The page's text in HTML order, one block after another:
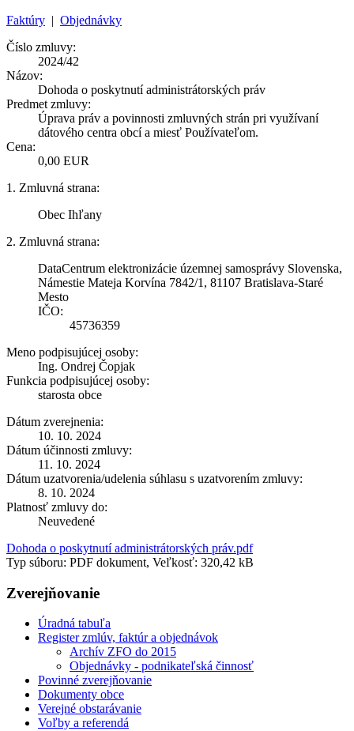
Faktúry | Objednávky
Číslo zmluvy:
2024/42
Názov:
Dohoda o poskytnutí administrátorských práv
Predmet zmluvy:
Úprava práv a povinnosti zmluvných strán pri využívaní
dátového centra obcí a miesť Používateľom.
Cena:
0,00 EUR
1. Zmluvná strana:
Obec Ihľany
2. Zmluvná strana:
DataCentrum elektronizácie územnej samosprávy Slovenska,
Námestie Mateja Korvína 7842/1, 81107 Bratislava-Staré
Mesto
IČO:
45736359
Meno podpisujúcej osoby:
Ing. Ondrej Čopjak
Funkcia podpisujúcej osoby:
starosta obce
Dátum zverejnenia:
10. 10. 2024
Dátum účinnosti zmluvy:
11. 10. 2024
Dátum uzatvorenia/udelenia súhlasu s uzatvorením zmluvy:
8. 10. 2024
Platnosť zmluvy do:
Neuvedené
Dohoda o poskytnutí administrátorských práv.pdf
Typ súboru: PDF dokument, Veľkosť: 320,42 kB
Zverejňovanie
Úradná tabuľa
Register zmlúv, faktúr a objednávok
Archív ZFO do 2015
Objednávky - podnikateľská činnosť
Povinné zverejňovanie
Dokumenty obce
Verejné obstarávanie
Voľby a referendá